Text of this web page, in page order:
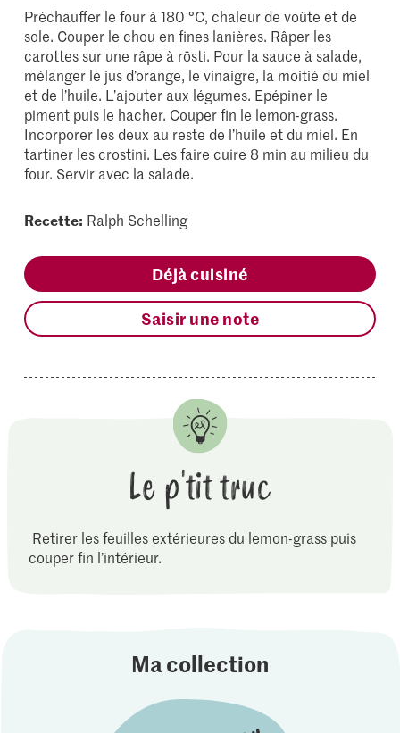
Préchauffer le four à 180 °C, chaleur de voûte et de
sole. Couper le chou en fines lanières. Râper les
carottes sur une râpe à rösti. Pour la sauce à salade,
mélanger le jus d’orange, le vinaigre, la moitié du miel
et de l’huile. L’ajouter aux légumes. Epépiner le
piment puis le hacher. Couper fin le lemon-grass.
Incorporer les deux au reste de l’huile et du miel. En
tartiner les crostini. Les faire cuire 8 min au milieu du
four. Servir avec la salade.
Recette: Ralph Schelling
Déjà cuisiné
Saisir une note
Le p'tit truc
Retirer les feuilles extérieures du lemon-grass puis
couper fin l’intérieur.
Ma collection